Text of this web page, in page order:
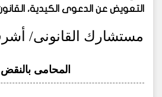
التعويض عن الدعوى الكيدية،
مستشارك القانونى/
المحامى بالنقض